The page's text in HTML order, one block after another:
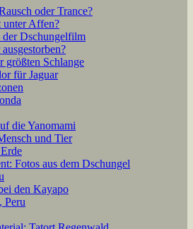
oder Trance?
Affen?
der Dschungelfilm
größten Schlange
für Jaguar
die Yanomami
und Tier
Fotos aus dem Dschungel
den Kayapo
Peru